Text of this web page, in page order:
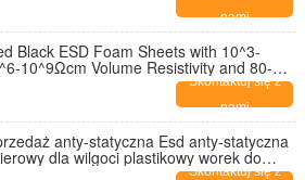
nami
Black ESD Foam Sheets with 10^3-
10^9Ωcm Volume Resistivity and 80-
Density for Permanent Anti-StaticSkontaktuj się z
nami
anty-statyczna Esd anty-statyczna
dla wilgoci plastikowy worek do
Skontaktuj się z